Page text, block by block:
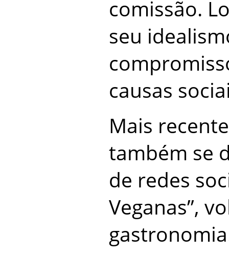
comissão.
seu
causas
Mais
também se
de redes
Veganas”,